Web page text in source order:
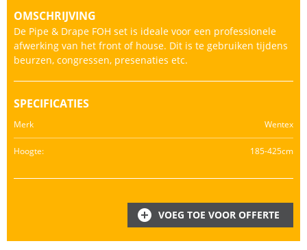
OMSCHRIJVING
De Pipe & Drape FOH set is ideale voor een professionele
afwerking van het front of house. Dit is te gebruiken tijdens
beurzen, congressen, presenaties etc.
SPECIFICATIES
Merk Wentex
Hoogte: 185-425cm
VOEG TOE VOOR OFFERTE